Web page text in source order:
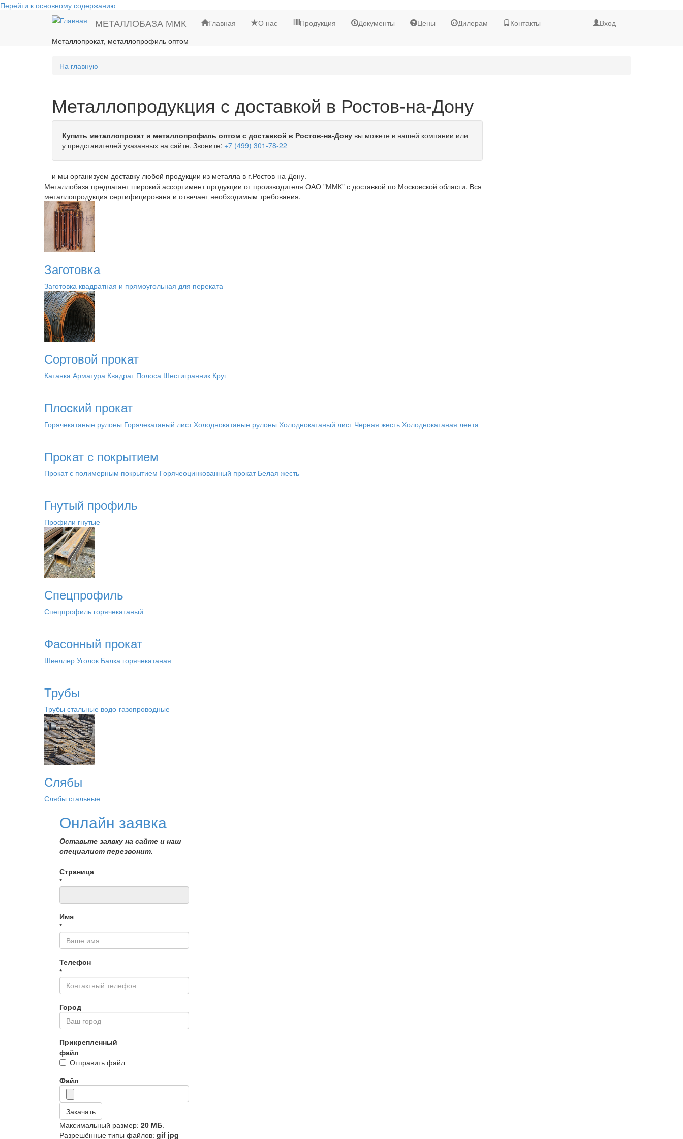
Перейти к основному содержанию
МЕТАЛЛОБАЗА ММК
Металлопрокат, металлопрофиль оптом
Главная О нас Продукция Документы Цены Дилерам Контакты Вход
На главную
Металлопродукция с доставкой в Ростов-на-Дону
Купить металлопрокат и металлопрофиль оптом с доставкой в Ростов-на-Дону вы можете в нашей компании или
у представителей указанных на сайте. Звоните: +7 (499) 301-78-22
и мы организуем доставку любой продукции из металла в г.Ростов-на-Дону.
Металлобаза предлагает широкий ассортимент продукции от производителя ОАО "ММК" с доставкой по Московской области. Вся
металлопродукция сертифицирована и отвечает необходимым требования.
Заготовка
Заготовка квадратная и прямоугольная для переката
Сортовой прокат
Катанка Арматура Квадрат Полоса Шестигранник Круг
Плоский прокат
Горячекатаные рулоны Горячекатаный лист Холоднокатаные рулоны Холоднокатаный лист Черная жесть Холоднокатаная лента
Прокат с покрытием
Прокат с полимерным покрытием Горячеоцинкованный прокат Белая жесть
Гнутый профиль
Профили гнутые
Спецпрофиль
Спецпрофиль горячекатаный
Фасонный прокат
Швеллер Уголок Балка горячекатаная
Трубы
Трубы стальные водо-газопроводные
Слябы
Слябы стальные
Онлайн заявка
Оставьте заявку на сайте и наш
специалист перезвонит.
Страница
*
Имя
*
Телефон
*
Город
Прикрепленный
файл
Отправить файл
Файл
Закачать
Максимальный размер: 20 МБ.
Разрешённые типы файлов: gif jpg